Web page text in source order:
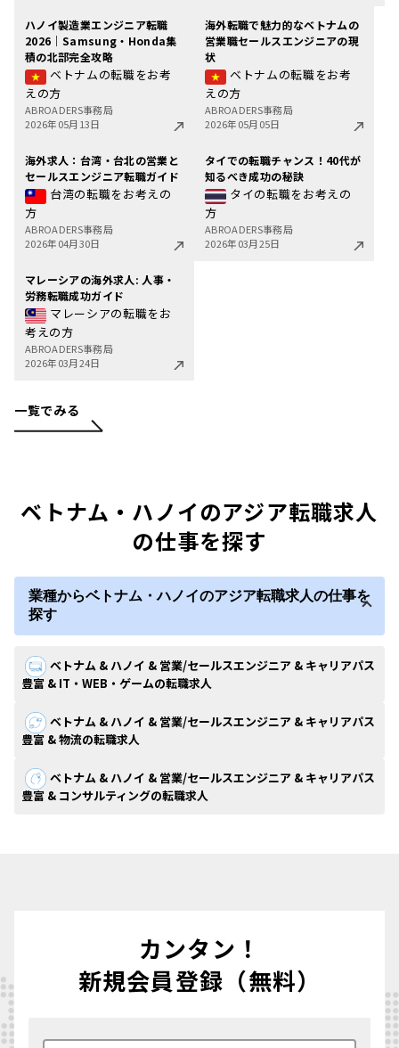
ハノイ製造業エンジニア転職
2026｜Samsung・Honda集
積の北部完全攻略
ベトナムの転職をお考
えの方
ABROADERS事務局
2026年05月13日
海外転職で魅力的なベトナムの
営業職セールスエンジニアの現
状
ベトナムの転職をお考
えの方
ABROADERS事務局
2026年05月05日
海外求人：台湾・台北の営業と
セールスエンジニア転職ガイド
台湾の転職をお考えの
方
ABROADERS事務局
2026年04月30日
タイでの転職チャンス！40代が
知るべき成功の秘訣
タイの転職をお考えの
方
ABROADERS事務局
2026年03月25日
マレーシアの海外求人: 人事・
労務転職成功ガイド
マレーシアの転職をお
考えの方
ABROADERS事務局
2026年03月24日
一覧でみる
ベトナム・ハノイのアジア転職求人
の仕事を探す
業種からベトナム・ハノイのアジア転職求人の仕事を
探す
ベトナム & ハノイ & 営業/セールスエンジニア & キャリアパス
豊富 & IT・WEB・ゲームの転職求人
ベトナム & ハノイ & 営業/セールスエンジニア & キャリアパス
豊富 & 物流の転職求人
ベトナム & ハノイ & 営業/セールスエンジニア & キャリアパス
豊富 & コンサルティングの転職求人
カンタン！
新規会員登録（無料）